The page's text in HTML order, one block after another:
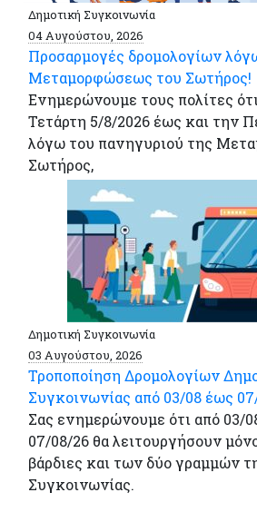
Δημοτική Συγκοινωνία
04 Αυγούστου, 2026
Προσαρμογές δρομολογίων
Μεταμορφώσεως του Σωτήρος!
Ενημερώνουμε τους πολίτες
Τετάρτη 5/8/2026 έως και την
λόγω του πανηγυριού της
Σωτήρος,
Δημοτική Συγκοινωνία
03 Αυγούστου, 2026
Τροποποίηση Δρομολογίων
Συγκοινωνίας από 03/08 έως
Σας ενημερώνουμε ότι από 03/
07/08/26 θα λειτουργήσουν
βάρδιες και των δύο γραμμών
Συγκοινωνίας.